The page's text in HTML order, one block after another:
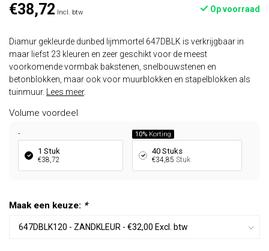
€38,72 Incl. btw Op voorraad
Diamur gekleurde dunbed lijmmortel 647DBLK is verkrijgbaar in
maar liefst 23 kleuren en zeer geschikt voor de meest
voorkomende vormbak bakstenen, snelbouwstenen en
betonblokken, maar ook voor muurblokken en stapelblokken als
tuinmuur.
Lees meer.
Volume voordeel
-
1 Stuk
€38,72
10% Korting
40 Stuks
€34,85 Stuk
Maak een keuze: *